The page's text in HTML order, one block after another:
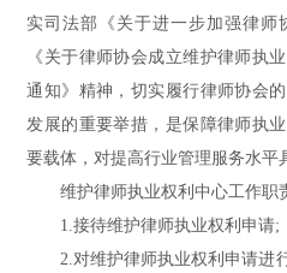
实司法部《关于进一步加强律师
《关于律师协会成立维护律师执
通知》精神，切实履行律师协会
发展的重要举措，是保障律师执
要载体，对提高行业管理服务水平
维护律师执业权利中心工作职
1.接待维护律师执业权利申请;
2.对维护律师执业权利申请进